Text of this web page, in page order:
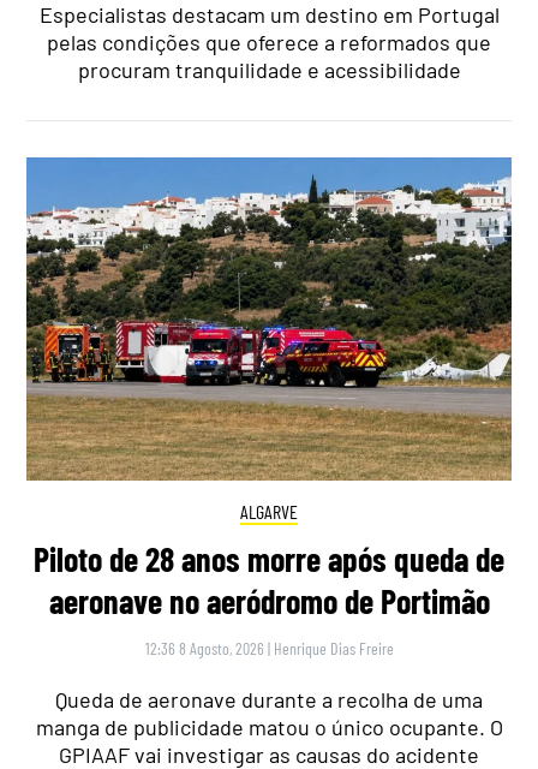
Especialistas destacam um destino em Portugal
pelas condições que oferece a reformados que
procuram tranquilidade e acessibilidade
ALGARVE
Piloto de 28 anos morre após queda de
aeronave no aeródromo de Portimão
12:36 8 Agosto, 2026 | Henrique Dias Freire
Queda de aeronave durante a recolha de uma
manga de publicidade matou o único ocupante. O
GPIAAF vai investigar as causas do acidente